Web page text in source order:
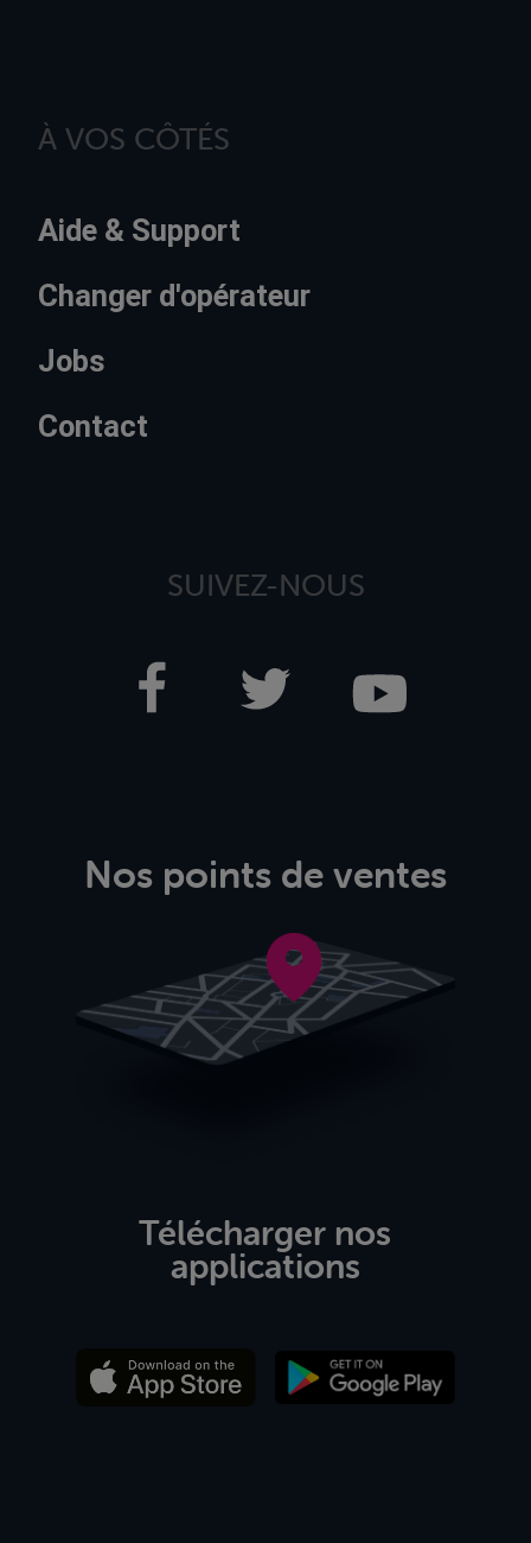
À VOS CÔTÉS
Aide & Support
Changer d'opérateur
Jobs
Contact
SUIVEZ-NOUS
Nos points de ventes
Télécharger nos
applications